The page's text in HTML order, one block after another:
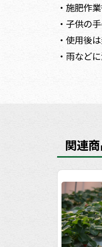
・施肥作
・子供の
・使用後
・雨など
関連